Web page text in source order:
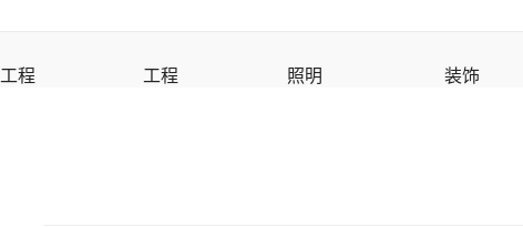
工程 工程 照明 装饰